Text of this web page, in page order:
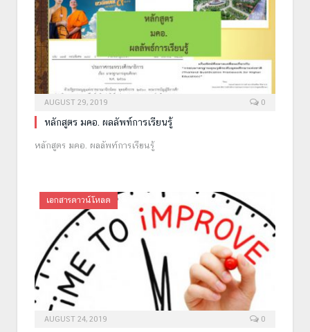
AUGUST 29, 2019 0
หลักสูตร มคอ. ผลลัพท์การเรียนรู้
หลักสูตร มคอ. ผลลัพท์การเรียนรู้
เอกสารดาวน์โหลด
AUGUST 24, 2019 0